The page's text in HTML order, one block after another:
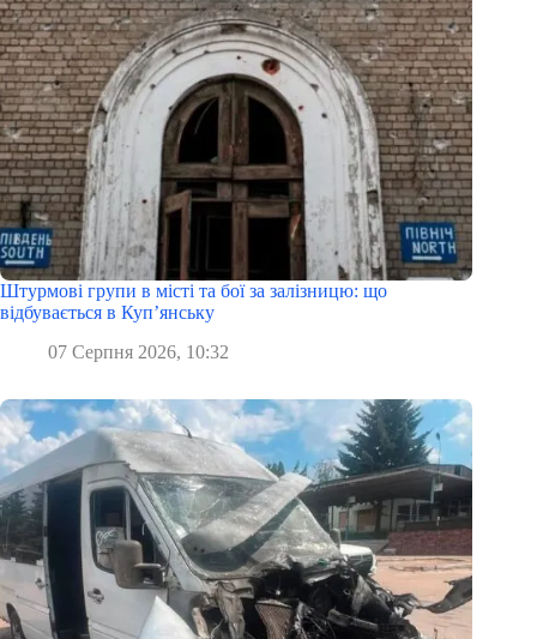
Штурмові групи в місті та бої за залізницю: що
відбувається в Куп’янську
07 Серпня 2026, 10:32